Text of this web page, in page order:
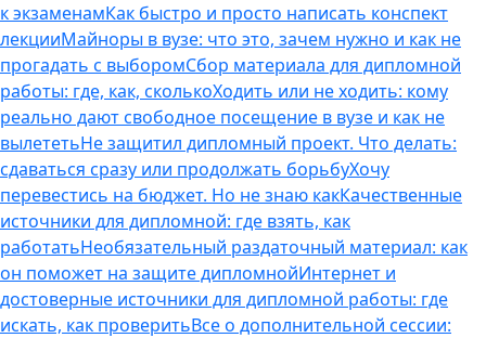
к экзаменамКак быстро и просто написать конспект
лекцииМайноры в вузе: что это, зачем нужно и как не
прогадать с выборомСбор материала для дипломной
работы: где, как, сколькоХодить или не ходить: кому
реально дают свободное посещение в вузе и как не
вылететьНе защитил дипломный проект. Что делать:
сдаваться сразу или продолжать борьбуХочу
перевестись на бюджет. Но не знаю какКачественные
источники для дипломной: где взять, как
работатьНеобязательный раздаточный материал: как
он поможет на защите дипломнойИнтернет и
достоверные источники для дипломной работы: где
искать, как проверитьВсе о дополнительной сессии: